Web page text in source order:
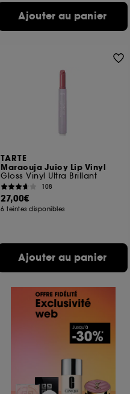
Ajouter au panier
TARTE
Maracuja Juicy Lip Vinyl
Gloss Vinyl Ultra Brillant
108
27,00€
6 teintes disponibles
Ajouter au panier